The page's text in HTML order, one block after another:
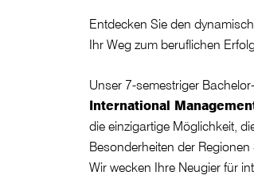
Entdecken Sie den
Ihr Weg zum beruflichen
Unser 7-semestriger
International
die einzigartige Möglichkeit,
Besonderheiten der
Wir wecken Ihre Neugier für